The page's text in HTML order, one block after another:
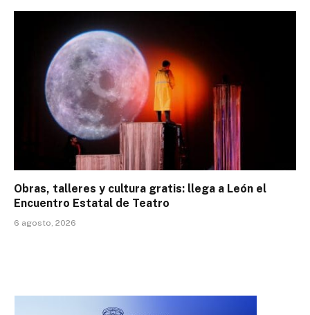
Obras, talleres y cultura gratis: llega a León el
Encuentro Estatal de Teatro
6 agosto, 2026